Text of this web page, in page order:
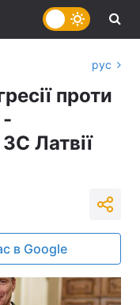
рус
проти
Латвії
в Google